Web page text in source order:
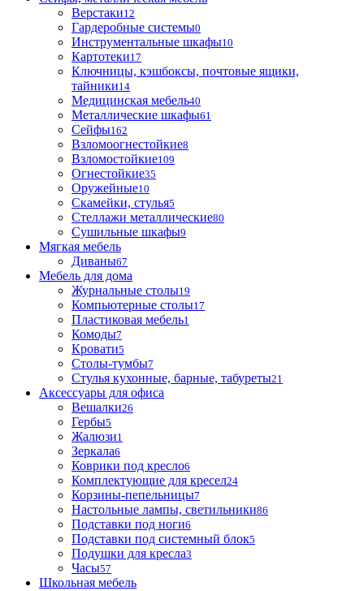
Верстаки12
Гардеробные системы0
Инструментальные шкафы10
Картотеки17
Ключницы, кэшбоксы, почтовые ящики,
тайники14
Медицинская мебель40
Металлические шкафы61
Сейфы162
Взломоогнестойкие8
Взломостойкие109
Огнестойкие35
Оружейные10
Скамейки, стулья5
Стеллажи металлические80
Сушильные шкафы9
Мягкая мебель
Диваны67
Мебель для дома
Журнальные столы19
Компьютерные столы17
Пластиковая мебель1
Комоды7
Кровати5
Столы-тумбы7
Стулья кухонные, барные, табуреты21
Аксессуары для офиса
Вешалки26
Гербы5
Жалюзи1
Зеркала6
Коврики под кресло6
Комплектующие для кресел24
Корзины-пепельницы7
Настольные лампы, светильники86
Подставки под ноги6
Подставки под системный блок5
Подушки для кресла3
Часы57
Школьная мебель